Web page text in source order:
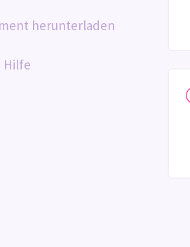
herunterladen
Hilfe